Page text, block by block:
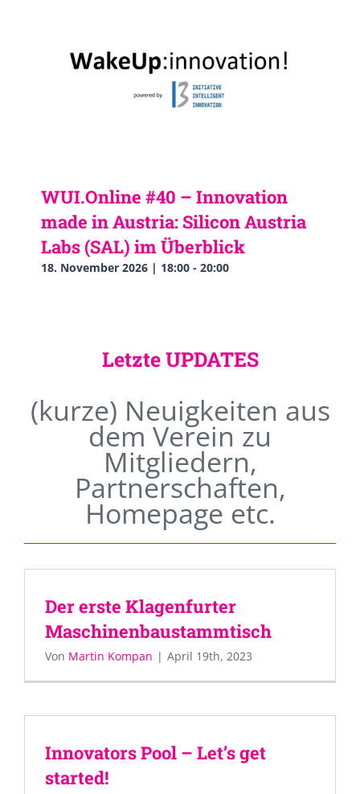
WUI.Online #40 – Innovation
made in Austria: Silicon Austria
Labs (SAL) im Überblick
18. November 2026 | 18:00 - 20:00
Letzte UPDATES
(kurze) Neuigkeiten aus
dem Verein zu
Mitgliedern,
Partnerschaften,
Homepage etc.
Der erste Klagenfurter
Maschinenbaustammtisch
Von Martin Kompan | April 19th, 2023
Innovators Pool – Let’s get
started!